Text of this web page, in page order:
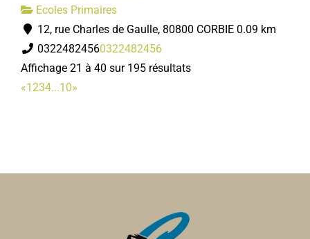
Ecoles Primaires
12, rue Charles de Gaulle, 80800 CORBIE 0.09 km
03224824560322482456
Affichage 21 à 40 sur 195 résultats
«1234...10»